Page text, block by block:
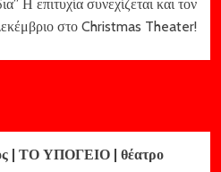
Η επιτυχία συνεχίζεται και τον
στο Christmas Theater!
| ΤΟ ΥΠΟΓΕΙΟ | θέατρο